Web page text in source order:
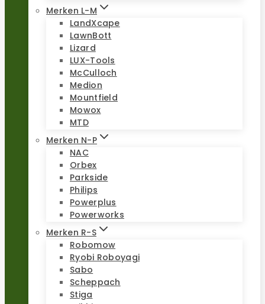
Merken L-M
LandXcape
LawnBott
Lizard
LUX-Tools
McCulloch
Medion
Mountfield
Mowox
MTD
Merken N-P
NAC
Orbex
Parkside
Philips
Powerplus
Powerworks
Merken R-S
Robomow
Ryobi Roboyagi
Sabo
Scheppach
Stiga